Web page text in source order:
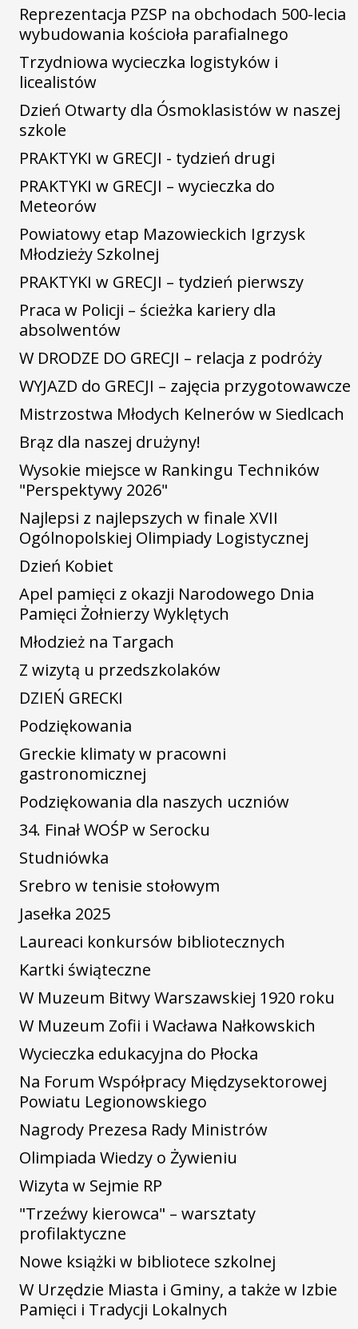
Reprezentacja PZSP na obchodach 500-lecia
wybudowania kościoła parafialnego
Trzydniowa wycieczka logistyków i
licealistów
Dzień Otwarty dla Ósmoklasistów w naszej
szkole
PRAKTYKI w GRECJI - tydzień drugi
PRAKTYKI w GRECJI – wycieczka do
Meteorów
Powiatowy etap Mazowieckich Igrzysk
Młodzieży Szkolnej
PRAKTYKI w GRECJI – tydzień pierwszy
Praca w Policji – ścieżka kariery dla
absolwentów
W DRODZE DO GRECJI – relacja z podróży
WYJAZD do GRECJI – zajęcia przygotowawcze
Mistrzostwa Młodych Kelnerów w Siedlcach
Brąz dla naszej drużyny!
Wysokie miejsce w Rankingu Techników
"Perspektywy 2026"
Najlepsi z najlepszych w finale XVII
Ogólnopolskiej Olimpiady Logistycznej
Dzień Kobiet
Apel pamięci z okazji Narodowego Dnia
Pamięci Żołnierzy Wyklętych
Młodzież na Targach
Z wizytą u przedszkolaków
DZIEŃ GRECKI
Podziękowania
Greckie klimaty w pracowni
gastronomicznej
Podziękowania dla naszych uczniów
34. Finał WOŚP w Serocku
Studniówka
Srebro w tenisie stołowym
Jasełka 2025
Laureaci konkursów bibliotecznych
Kartki świąteczne
W Muzeum Bitwy Warszawskiej 1920 roku
W Muzeum Zofii i Wacława Nałkowskich
Wycieczka edukacyjna do Płocka
Na Forum Współpracy Międzysektorowej
Powiatu Legionowskiego
Nagrody Prezesa Rady Ministrów
Olimpiada Wiedzy o Żywieniu
Wizyta w Sejmie RP
"Trzeźwy kierowca" – warsztaty
profilaktyczne
Nowe książki w bibliotece szkolnej
W Urzędzie Miasta i Gminy, a także w Izbie
Pamięci i Tradycji Lokalnych